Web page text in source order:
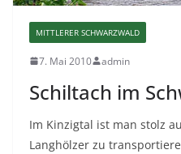
MITTLERER SCHWARZWALD
7. Mai 2010 admin
Schiltach im
Im Kinzigtal ist man stolz
Langhölzer zu